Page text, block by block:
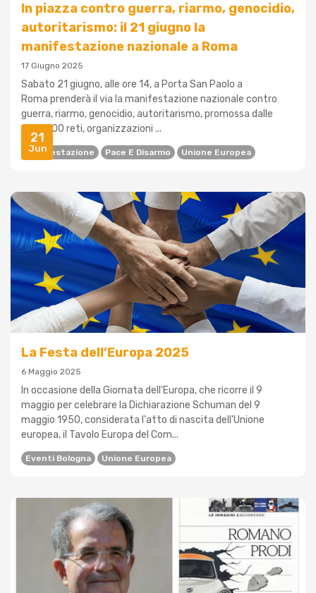
21
Jun
In piazza contro guerra, riarmo, genocidio,
autoritarismo: il 21 giugno la
manifestazione nazionale a Roma
17 Giugno 2025
Sabato 21 giugno, alle ore 14, a Porta San Paolo a
Roma prenderà il via la manifestazione nazionale contro
guerra, riarmo, genocidio, autoritarismo, promossa dalle
oltre 300 reti, organizzazioni ...
Manifestazione Pace E Disarmo Unione Europea
La Festa dell’Europa 2025
6 Maggio 2025
In occasione della Giornata dell'Europa, che ricorre il 9
maggio per celebrare la Dichiarazione Schuman del 9
maggio 1950, considerata l'atto di nascita dell'Unione
europea, il Tavolo Europa del Com...
Eventi Bologna Unione Europea